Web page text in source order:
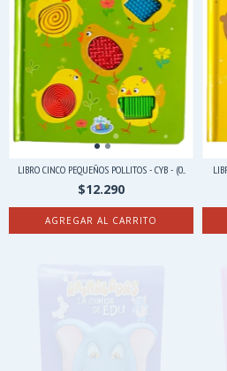
LIBRO CINCO PEQUEÑOS POLLITOS - CYB - (0...
$12.290